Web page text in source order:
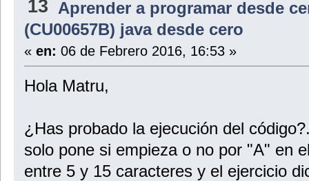
13 Aprender a programar desde
(CU00657B) java desde cero
« en: 06 de Febrero 2016, 16:53 »
Hola Matru,
¿Has probado la ejecución del
solo pone si empieza o no por "A" en
entre 5 y 15 caracteres y el ejercicio